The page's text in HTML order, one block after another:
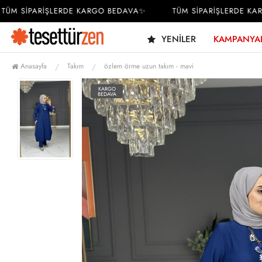
SİPARİŞLERDE KARGO BEDAVA✨ TÜM SİPARİŞLERDE
YENILER
Anasayfa Takım özlem örme uzun takım - mavi
KARGO
BEDAVA